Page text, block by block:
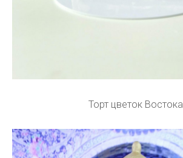
Торт цветок Востока